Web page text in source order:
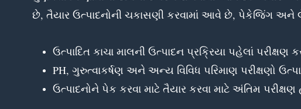
છે, તૈયાર ઉત્પાદનોની ચકાસણી કરવામાં આવે છે, પેકેજિંગ
ઉત્પાદિત કાચા માલની ઉત્પાદન પ્રક્રિયા પહેલાં પરીક્ષણ
PH, ગુરુત્વાકર્ષણ અને અન્ય વિવિધ પરિમાણ પરીક્ષણો
ઉત્પાદનોને પેક કરવા માટે તૈયાર કરવા માટે અંતિમ